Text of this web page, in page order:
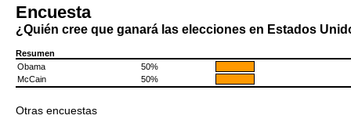
Encuesta
¿Quién cree que ganará las elecciones en Estados
Resumen
Obama
50%
McCain
50%
Otras encuestas